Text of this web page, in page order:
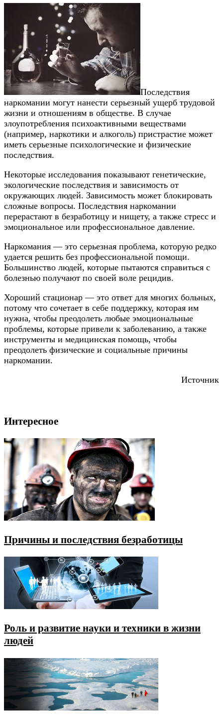
Последствия
наркомании могут нанести серьезный ущерб трудовой
жизни и отношениям в обществе. В случае
злоупотребления психоактивными веществами
(например, наркотики и алкоголь) пристрастие может
иметь серьезные психологические и физические
последствия.
Некоторые исследования показывают генетические,
экологические последствия и зависимость от
окружающих людей. Зависимость может блокировать
сложные вопросы. Последствия наркомании
перерастают в безработицу и нищету, а также стресс и
эмоциональное или профессиональное давление.
Наркомания — это серьезная проблема, которую редко
удается решить без профессиональной помощи.
Большинство людей, которые пытаются справиться с
болезнью получают по своей воле рецидив.
Хороший стационар — это ответ для многих больных,
потому что сочетает в себе поддержку, которая им
нужна, чтобы преодолеть любые эмоциональные
проблемы, которые привели к заболеванию, а также
инструменты и медицинская помощь, чтобы
преодолеть физические и социальные причины
наркомании.
Источник
Интересное
Причины и последствия безработицы
Роль и развитие науки и техники в жизни
людей